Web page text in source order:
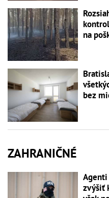
na
bez
ZAHRANIČNÉ
Agenti
zvýšiť